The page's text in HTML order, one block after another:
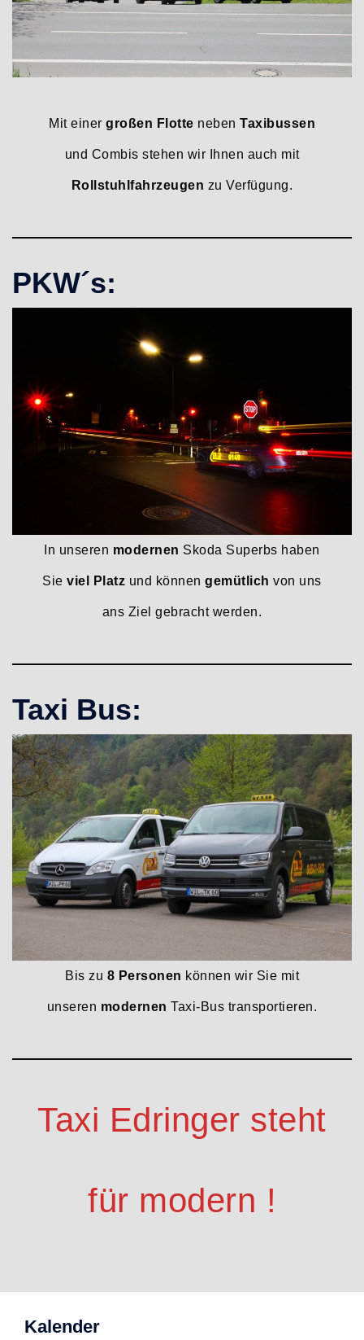
Mit einer großen Flotte neben Taxibussen
und Combis stehen wir Ihnen auch mit
Rollstuhlfahrzeugen zu Verfügung.
PKW´s:
In unseren modernen Skoda Superbs haben
Sieviel Platz und könnengemütlichvon uns
ans Ziel gebracht werden.
Taxi Bus:
Bis zu 8 Personen können wir Sie mit
unseren modernenTaxi-Bus transportieren.
Taxi Edringer steht
für modern !
Kalender